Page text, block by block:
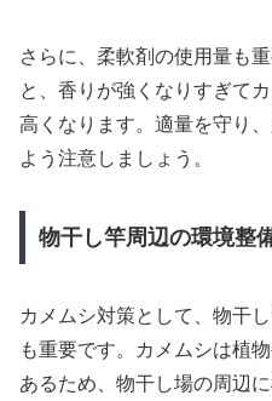
さらに、柔軟剤の使用量も
と、香りが強くなりすぎて
高くなります。適量を守り
よう注意しましょう。
物干し竿周辺の環境整
カメムシ対策として、物干
も重要です。カメムシは植
あるため、物干し場の周辺